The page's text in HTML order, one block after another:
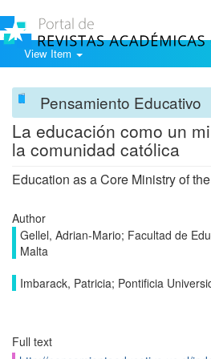
View Item
Pensamiento Educativo
La educación como un
la comunidad católica
Education as a Core Ministry of
Author
Gellel, Adrian-Mario; Facultad de
Malta
Imbarack, Patricia; Pontificia
Full text